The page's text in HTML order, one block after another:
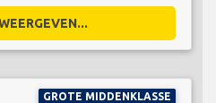
GROTE MIDDENKLASSE